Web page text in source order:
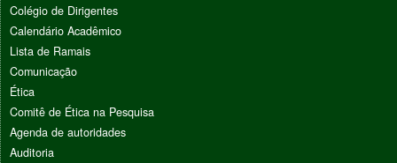
Colégio de Dirigentes
Calendário Acadêmico
Lista de Ramais
Comunicação
Ética
Comitê de Ética na Pesquisa
Agenda de autoridades
Auditoria